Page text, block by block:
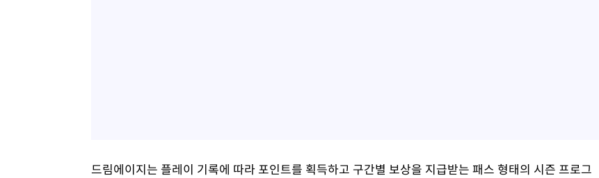
드림에이지는 플레이 기록에 따라 포인트를 획득하고 구간별 보상을 지급받는 패스 형태의 시즌 프로그